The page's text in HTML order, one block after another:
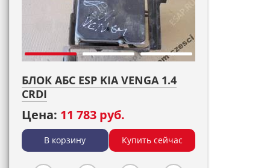
БЛОК АБС ESP KIA VENGA 1.4
CRDI
Цена: 11 783 руб.
В корзину Купить сейчас